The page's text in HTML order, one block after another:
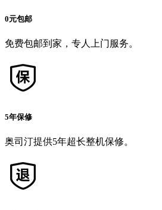
0元包邮
免费包邮到家，专人上门服务。
5年保修
奥司汀提供5年超长整机保修。